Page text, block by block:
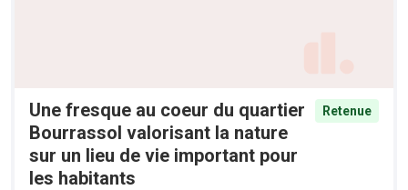
Une fresque au coeur du quartier
Bourrassol valorisant la nature
sur un lieu de vie important pour
les habitants
Retenue